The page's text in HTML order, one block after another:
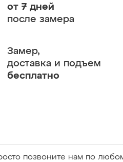
от 7 дней
после замера
Замер,
доставка и подъем
бесплатно
позвоните нам по